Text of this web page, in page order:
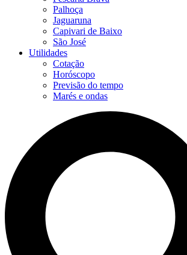
Palhoça
Jaguaruna
Capivari de Baixo
São José
Utilidades
Cotação
Horóscopo
Previsão do tempo
Marés e ondas